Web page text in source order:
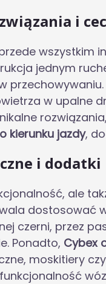
i
wszystkim
jednym
w upalne
kierunku jazdy,
i dodatki
ale
dostosować
czerni, przez
Ponadto, Cybex
moskitiery